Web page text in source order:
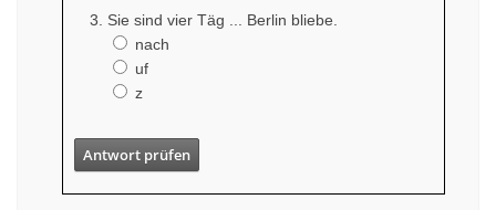
Sie sind vier Täg ... Berlin bliebe.
nach
uf
z
Antwort prüfen